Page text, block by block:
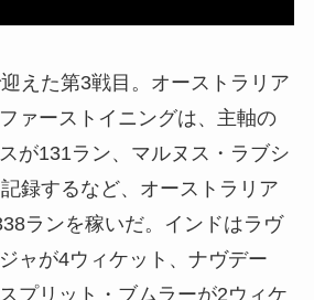
えた第3戦目。オーストラリア
ァーストイニングは、主軸の
が131ラン、マルヌス・ラブシ
録するなど、オーストラリア
ランを稼いだ。インドはラヴ
ャが4ウィケット、ナヴデー
プリット・ブムラーが2ウィケ